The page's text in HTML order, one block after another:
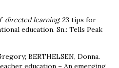
directed learning: 23 tips for
education. Sn.: Tells Peak
BERTHELSEN, Donna.
education – An emerging